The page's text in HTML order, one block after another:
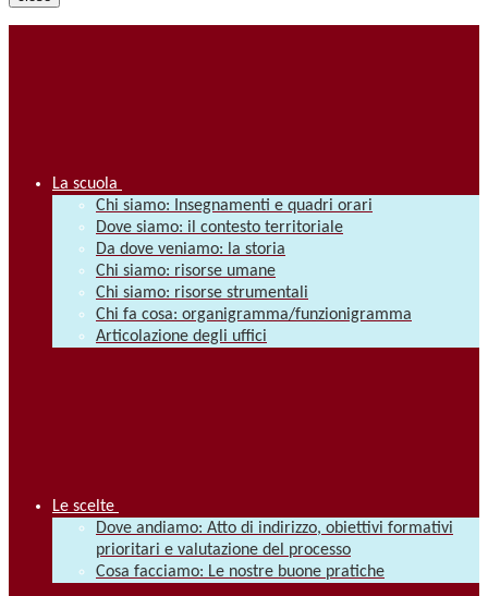
La scuola
Chi siamo: Insegnamenti e quadri orari
Dove siamo: il contesto territoriale
Da dove veniamo: la storia
Chi siamo: risorse umane
Chi siamo: risorse strumentali
Chi fa cosa: organigramma/funzionigramma
Articolazione degli uffici
Le scelte
Dove andiamo: Atto di indirizzo, obiettivi formativi
prioritari e valutazione del processo
Cosa facciamo: Le nostre buone pratiche